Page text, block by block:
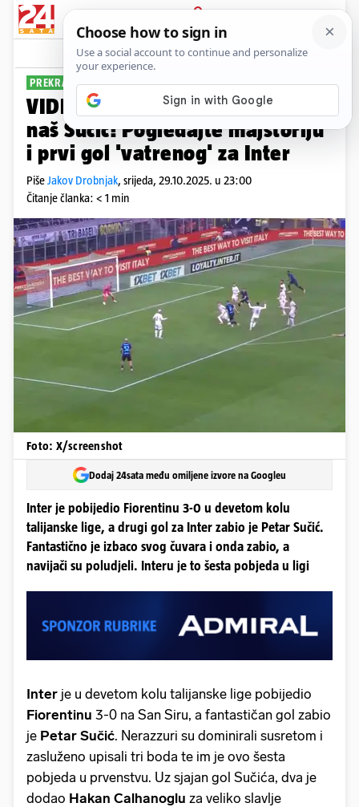
PRIJAVA
Sport Komentari
PREKRASAN GOL
VIDEO Je li ovo Messi? Ne, to je
naš Sučić! Pogledajte majstoriju
i prvi gol 'vatrenog' za Inter
PišeJakov Drobnjak, srijeda, 29.10.2025. u 23:00
Čitanje članka: < 1 min
Foto: X/screenshot
Dodaj 24sata među omiljene izvore na Googleu
Inter je pobijedio Fiorentinu 3-0 u devetom kolu
talijanske lige, a drugi gol za Inter zabio je Petar Sučić.
Fantastično je izbaco svog čuvara i onda zabio, a
navijači su poludjeli. Interu je to šesta pobjeda u ligi
Inter je u devetom kolu talijanske lige pobijedio
Fiorentinu 3-0 na San Siru, a fantastičan gol zabio
je Petar Sučić. Nerazzuri su dominirali susretom i
zasluženo upisali tri boda te im je ovo šesta
pobjeda u prvenstvu. Uz sjajan gol Sučića, dva je
dodao Hakan Calhanoglu za veliko slavlje